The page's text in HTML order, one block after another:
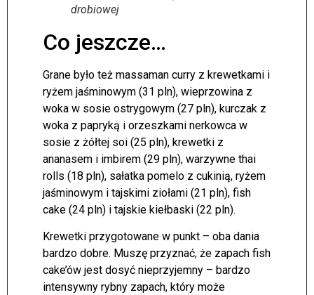
drobiowej
Co jeszcze…
Grane było też massaman curry z krewetkami i
ryżem jaśminowym (31 pln), wieprzowina z
woka w sosie ostrygowym (27 pln), kurczak z
woka z papryką i orzeszkami nerkowca w
sosie z żółtej soi (25 pln), krewetki z
ananasem i imbirem (29 pln), warzywne thai
rolls (18 pln), sałatka pomelo z cukinią, ryżem
jaśminowym i tajskimi ziołami (21 pln), fish
cake (24 pln) i tajskie kiełbaski (22 pln).
Krewetki przygotowane w punkt – oba dania
bardzo dobre. Muszę przyznać, że zapach fish
cake’ów jest dosyć nieprzyjemny – bardzo
intensywny rybny zapach, który może